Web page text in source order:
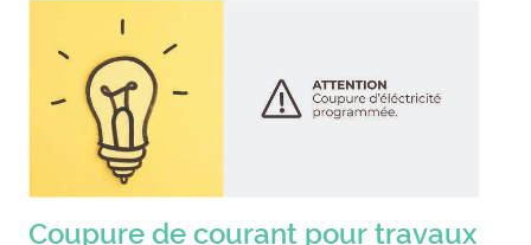
Coupure de courant pour travaux